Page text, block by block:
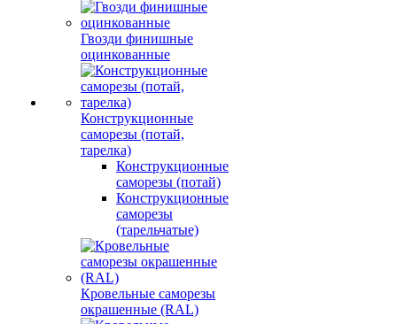
Гвозди финишные
оцинкованные
Конструкционные
саморезы (потай,
тарелка)
Конструкционные
саморезы (потай)
Конструкционные
саморезы
(тарельчатые)
Кровельные саморезы
окрашенные (RAL)